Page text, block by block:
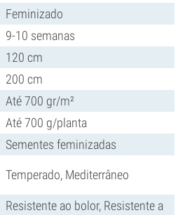
Feminizado
9-10 semanas
120 cm
200 cm
Até 700 gr/m²
Até 700 g/planta
Sementes feminizadas
Temperado, Mediterrâneo
Resistente ao bolor, Resistente a